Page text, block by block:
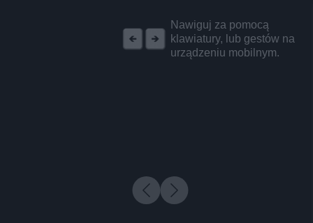
Nawiguj za pomocą
klawiatury, lub gestów na
urządzeniu mobilnym.